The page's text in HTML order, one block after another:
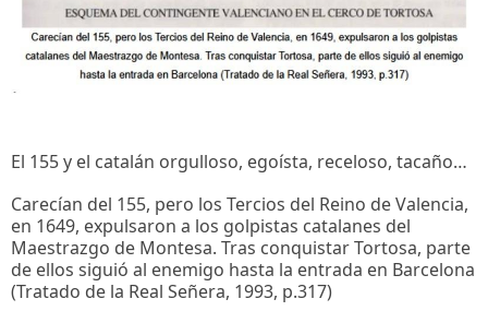
El 155 y el catalán orgulloso, egoísta, receloso, tacaño…
Carecían del 155, pero los Tercios del Reino de Valencia,
en 1649, expulsaron a los golpistas catalanes del
Maestrazgo de Montesa. Tras conquistar Tortosa, parte
de ellos siguió al enemigo hasta la entrada en Barcelona
(Tratado de la Real Señera, 1993, p.317)